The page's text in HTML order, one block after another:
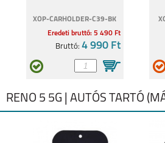
XOP-CARHOLDER-C39-BK
Eredeti bruttó: 5 490 Ft
Bruttó: 4 990 Ft
RENO 5 5G | AUTÓS TARTÓ